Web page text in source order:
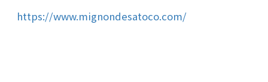
https://www.mignondesatoco.com/